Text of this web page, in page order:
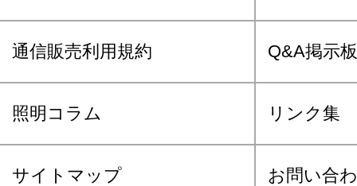
通信販売利用規約 Q&A掲示板
照明コラム リンク集
サイトマップ お問い合